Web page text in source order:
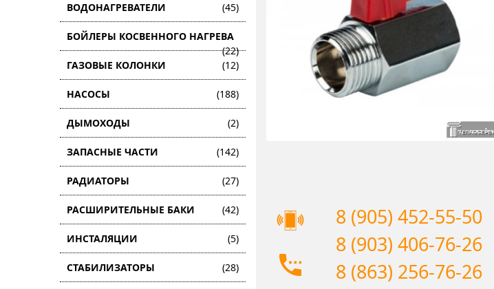
ВОДОНАГРЕВАТЕЛИ (45)
БОЙЛЕРЫ КОСВЕННОГО НАГРЕВА
(22)
ГАЗОВЫЕ КОЛОНКИ
(12)
НАСОСЫ (188)
ДЫМОХОДЫ (2)
ЗАПАСНЫЕ ЧАСТИ (142)
РАДИАТОРЫ (27)
РАСШИРИТЕЛЬНЫЕ БАКИ (42)
ИНСТАЛЯЦИИ (5)
СТАБИЛИЗАТОРЫ (28)
8 (905) 452-55-50
8 (903) 406-76-26
8 (863) 256-76-26